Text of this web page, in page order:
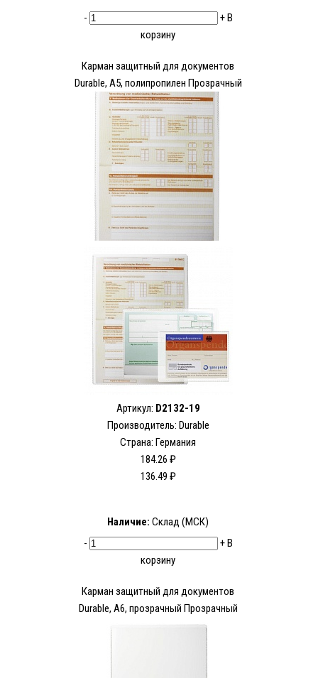
-
+В
корзину
Карман защитный для документов
Durable, А5, полипропилен Прозрачный
Артикул: D2132-19
Производитель: Durable
Страна: Германия
184.26 ₽
136.49 ₽
Наличие: Склад (МСК)
-
+В
корзину
Карман защитный для документов
Durable, A6, прозрачный Прозрачный